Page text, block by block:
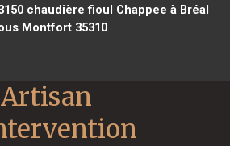
chaudière fioul Chappee à Bréal
Montfort 35310
Artisan